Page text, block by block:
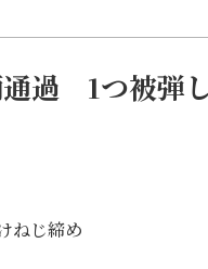
過 1つ被弾
ねじ締め